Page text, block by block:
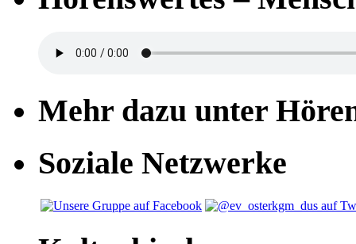
Mehr dazu unter
Soziale Netzwerke